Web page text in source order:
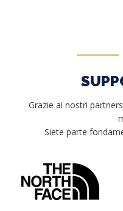
Grazie ai nostri
Siete parte